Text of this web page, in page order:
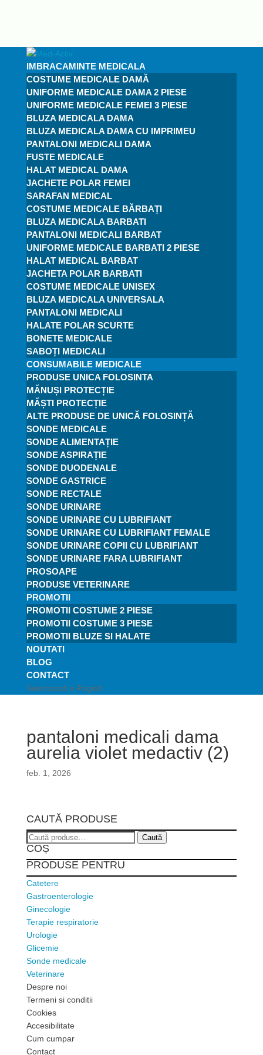
IMBRACAMINTE MEDICALA
COSTUME MEDICALE DAMĂ
UNIFORME MEDICALE DAMA 2 PIESE
UNIFORME MEDICALE FEMEI 3 PIESE
BLUZA MEDICALA DAMA
BLUZA MEDICALA DAMA CU IMPRIMEU
PANTALONI MEDICALI DAMA
FUSTE MEDICALE
HALAT MEDICAL DAMA
JACHETE POLAR FEMEI
SARAFAN MEDICAL
COSTUME MEDICALE BĂRBAȚI
BLUZA MEDICALA BARBATI
PANTALONI MEDICALI BARBAT
UNIFORME MEDICALE BARBATI 2 PIESE
HALAT MEDICAL BARBAT
JACHETA POLAR BARBATI
COSTUME MEDICALE UNISEX
BLUZA MEDICALA UNIVERSALA
PANTALONI MEDICALI
HALATE POLAR SCURTE
BONETE MEDICALE
SABOȚI MEDICALI
CONSUMABILE MEDICALE
PRODUSE UNICA FOLOSINTA
MĂNUȘI PROTECȚIE
MĂȘTI PROTECȚIE
ALTE PRODUSE DE UNICĂ FOLOSINȚĂ
SONDE MEDICALE
SONDE ALIMENTAȚIE
SONDE ASPIRAȚIE
SONDE DUODENALE
SONDE GASTRICE
SONDE RECTALE
SONDE URINARE
SONDE URINARE CU LUBRIFIANT
SONDE URINARE CU LUBRIFIANT FEMALE
SONDE URINARE COPII CU LUBRIFIANT
SONDE URINARE FARA LUBRIFIANT
PROSOAPE
PRODUSE VETERINARE
PROMOTII
PROMOTII COSTUME 2 PIESE
PROMOTII COSTUME 3 PIESE
PROMOTII BLUZE SI HALATE
NOUTATI
BLOG
CONTACT
Selectează o Pagină
pantaloni medicali dama
aurelia violet medactiv (2)
feb. 1, 2026
CAUTĂ PRODUSE
Caută
după:
Caută
COȘ
PRODUSE PENTRU
Catetere
Gastroenterologie
Ginecologie
Terapie respiratorie
Urologie
Glicemie
Sonde medicale
Veterinare
Despre noi
Termeni si conditii
Cookies
Accesibilitate
Cum cumpar
Contact